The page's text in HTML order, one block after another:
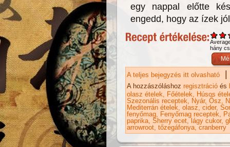
egy nappal előtte
engedd, hogy az ízek
hány
A teljes bejegyzés itt olvasható |
A hozzászóláshoz regisztráció és
olasz ételek
Főételek
Húsos
Szezonális receptek
Nyár Ősz
Mediterrán ételek olasz cider
fenyőmag
Fenyőmag receptek
paprika Sherry ecet lágy cukor
arrowroot tőzegáfonya cranberry